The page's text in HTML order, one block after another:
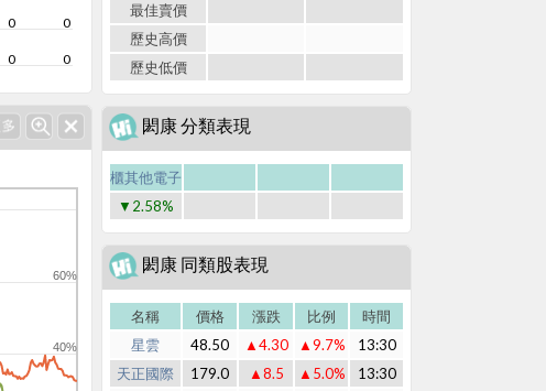
0
0
0
0
40%
60%
最佳賣價
歷史高價
歷史低價
閎康 分類表現
櫃其他電子
▼2.58%
閎康 同類股表現
名稱 價格 漲跌 比例
時間
星雲
48.50 ▲4.30 ▲9.7%
13:30
天正國際
179.0 ▲8.5 ▲5.0%
13:30